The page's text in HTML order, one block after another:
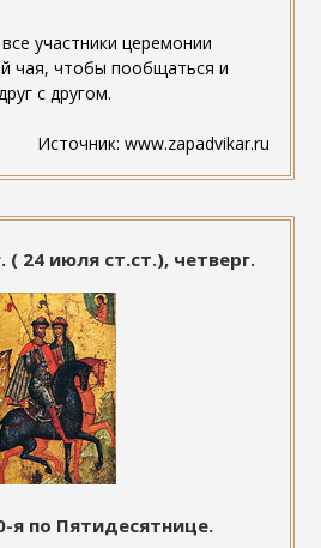
участники церемонии
чая, чтобы пообщаться и
с другом.
Источник: www.zapadvikar.ru
( 24 июля ст.ст.), четверг.
я по Пятидесятнице.